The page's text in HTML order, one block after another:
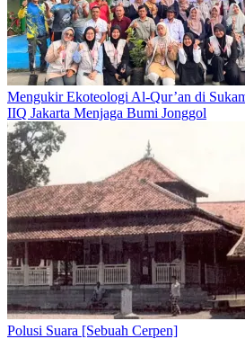
Mengukir Ekoteologi Al-Qur’an di
IIQ Jakarta Menjaga Bumi Jonggol
Polusi Suara [Sebuah Cerpen]